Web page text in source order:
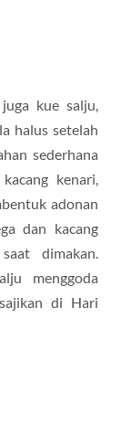
kue salju,
halus setelah
sederhana
kenari,
adonan
dan kacang
dimakan.
menggoda
di Hari